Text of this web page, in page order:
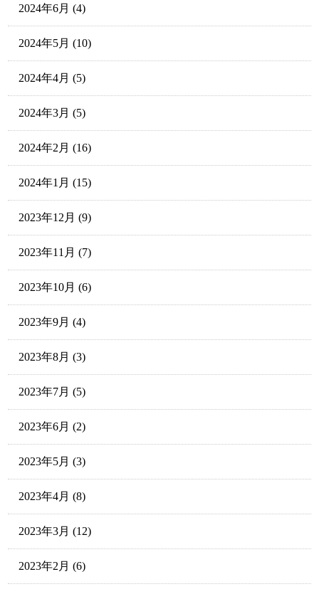
2024年6月 (4)
2024年5月 (10)
2024年4月 (5)
2024年3月 (5)
2024年2月 (16)
2024年1月 (15)
2023年12月 (9)
2023年11月 (7)
2023年10月 (6)
2023年9月 (4)
2023年8月 (3)
2023年7月 (5)
2023年6月 (2)
2023年5月 (3)
2023年4月 (8)
2023年3月 (12)
2023年2月 (6)